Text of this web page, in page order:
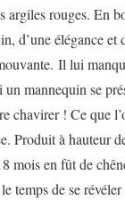
argiles rouges. En
d’une élégance et
Il lui
mannequin se
chavirer ! Ce que
Produit à hauteur
mois en fût de
temps de se